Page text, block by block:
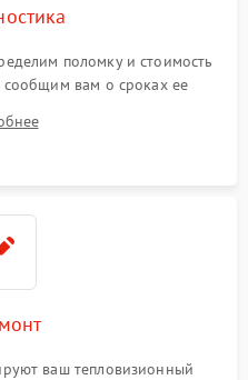
поломку и стоимость
сообщим вам о сроках ее
ваш тепловизионный